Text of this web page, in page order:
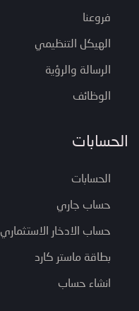
فروعنا
الهيكل التنظيمي
الرسالة والرؤية
الوظائف
الحسابات
الحسابات
حساب جاري
حساب الادخار الاستثماري
بطاقة ماستر كارد
انشاء حساب